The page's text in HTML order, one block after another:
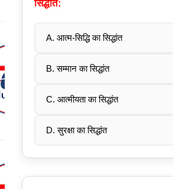
सिद्धांत:
A. आत्म-सिद्धि का सिद्धांत
B. सम्मान का सिद्धांत
C. आत्मीयता का सिद्धांत
D. सुरक्षा का सिद्धांत